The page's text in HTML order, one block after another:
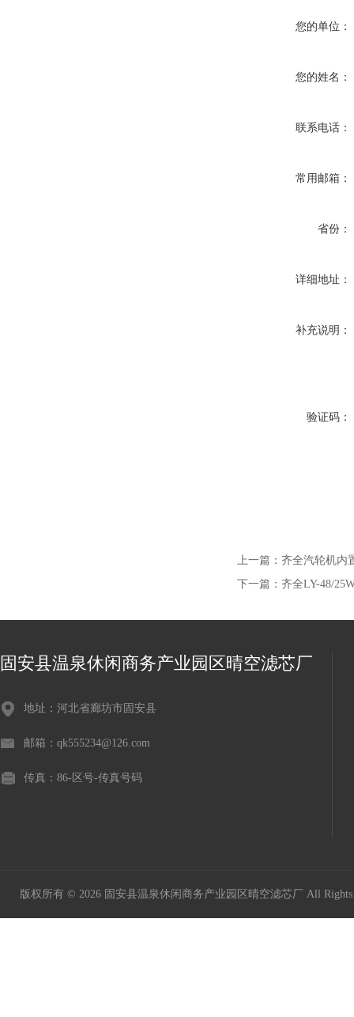
您的单位：
您的姓名：
联系电话：
常用邮箱：
省份：
详细地址：
补充说明：
验证码：
上一篇： 齐全汽轮机内
下一篇： 齐全LY-48/
固安县温泉休闲商务产业园区晴空滤芯厂
地址：河北省廊坊市固安县
邮箱：qk555234@126.com
传真：86-区号-传真号码
版权所有 © 2026 固安县温泉休闲商务产业园区晴空滤芯厂 All